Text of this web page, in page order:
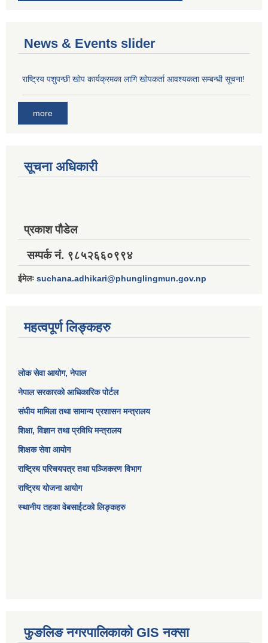
News & Events slider
राष्ट्रिय पशुपन्छी खोप कार्यक्रमका लागि खोपकर्ता आवश्यकता सम्बन्धी सूचना!
more
सूचना अधिकारी
प्रकाश पौडेल
सम्पर्क नं. ९८५२६६०९९४
ईमेलः suchana.adhikari@phunglingmun.gov.np
महत्वपूर्ण लिङ्कहरु
लोक सेवा आयोग, नेपाल
नेपाल सरकारको आधिकारिक पोर्टल
संघीय मामिला तथा सामान्य प्रशासन मन्त्रालय
शिक्षा, विज्ञान तथा प्रविधि मन्त्रालय
शिक्षक सेवा आयोग
राष्ट्रिय परिचयपत्र तथा पञ्जिकरण विभाग
राष्ट्रिय योजना आयोग
स्थानीय तहका वेबसाईटको लिङ्कहरु
फुङलिङ नगरपालिकाको GIS नक्सा